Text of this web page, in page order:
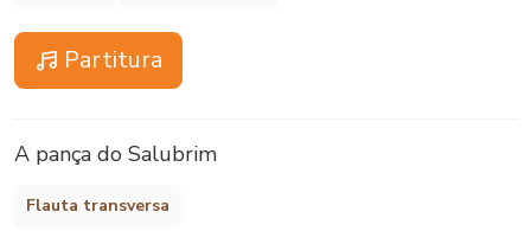
Partitura
A pança do Salubrim
Flauta transversa